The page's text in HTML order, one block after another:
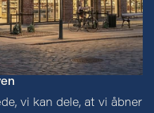
vi kan dele, at vi åbner